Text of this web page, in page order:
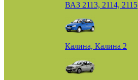
ВАЗ 2113, 2114, 2115
Калина, Калина 2